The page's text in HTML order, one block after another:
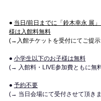
● 当日/前日までに「鈴木幸永 展
様は入館料無料
(→入館チケットを受付にてご提
● 小学生以下のお子様は無料
(→ 入館料・LIVE参加費ともに無
● 予約不要
(→ 当日会場にて受付させて頂き